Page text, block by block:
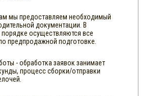
мы предоставляем необходимый
документации. В
осуществляются все
предпродажной подготовке.
- обработка заявок занимает
процесс сборки/отправки